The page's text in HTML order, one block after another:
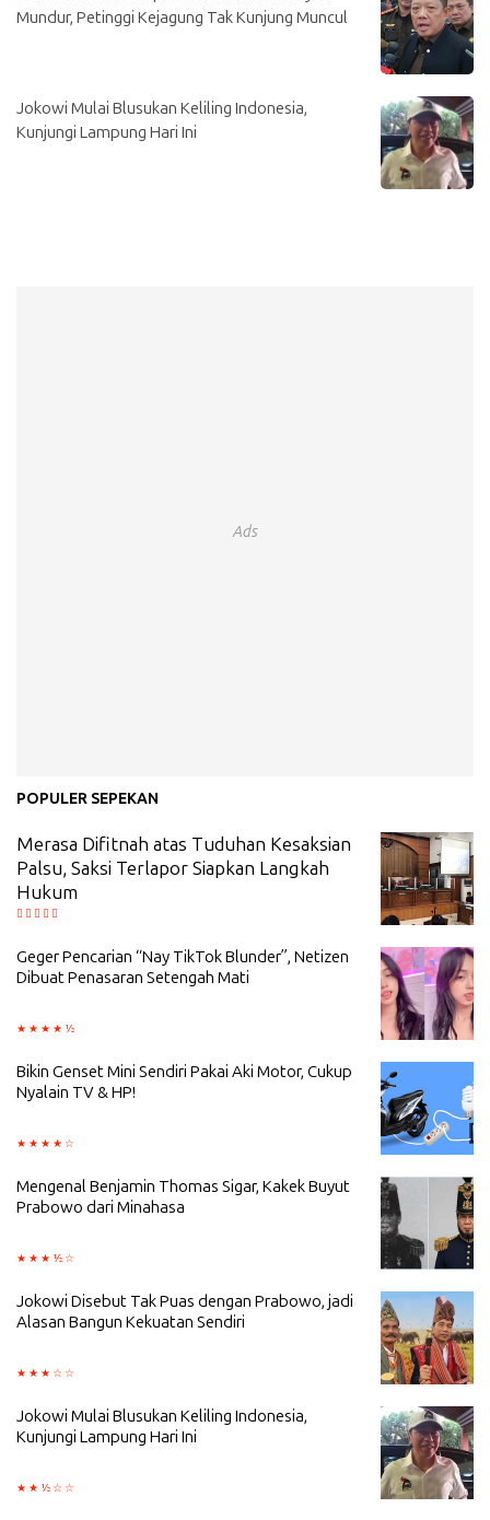
Mundur, Petinggi Kejagung Tak Kunjung Muncul
Jokowi Mulai Blusukan Keliling Indonesia,
Kunjungi Lampung Hari Ini
Ads
POPULER SEPEKAN
Merasa Difitnah atas Tuduhan Kesaksian
Palsu, Saksi Terlapor Siapkan Langkah
Hukum
Geger Pencarian “Nay TikTok Blunder”, Netizen
Dibuat Penasaran Setengah Mati
Bikin Genset Mini Sendiri Pakai Aki Motor, Cukup
Nyalain TV & HP!
Mengenal Benjamin Thomas Sigar, Kakek Buyut
Prabowo dari Minahasa
Jokowi Disebut Tak Puas dengan Prabowo, jadi
Alasan Bangun Kekuatan Sendiri
Jokowi Mulai Blusukan Keliling Indonesia,
Kunjungi Lampung Hari Ini